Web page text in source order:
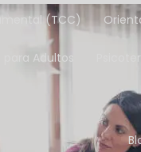
(TCC)
para Adultos